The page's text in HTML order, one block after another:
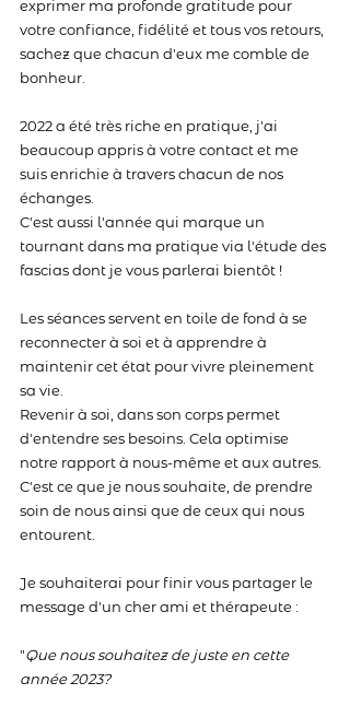
exprimer ma profonde gratitude pour
votre confiance, fidélité et tous vos retours,
sachez que chacun d'eux me comble de
bonheur.
2022 a été très riche en pratique, j'ai
beaucoup appris à votre contact et me
suis enrichie à travers chacun de nos
échanges.
C'est aussi l'année qui marque un
tournant dans ma pratique via l'étude des
fascias dont je vous parlerai bientôt !
Les séances servent en toile de fond à se
reconnecter à soi et à apprendre à
maintenir cet état pour vivre pleinement
sa vie.
Revenir à soi, dans son corps permet
d'entendre ses besoins. Cela optimise
notre rapport à nous-même et aux autres.
C'est ce que je nous souhaite, de prendre
soin de nous ainsi que de ceux qui nous
entourent.
Je souhaiterai pour finir vous partager le
message d'un cher ami et thérapeute :
"Que nous souhaitez de juste en cette
année 2023?